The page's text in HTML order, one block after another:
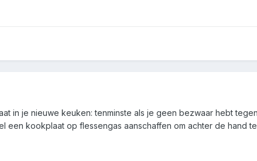
in je nieuwe keuken: tenminste als je geen bezwaar hebt
een kookplaat op flessengas aanschaffen om achter de hand